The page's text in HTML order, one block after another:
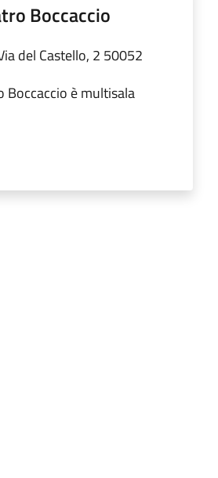
Boccaccio
del Castello, 2 50052
Boccaccio è multisala